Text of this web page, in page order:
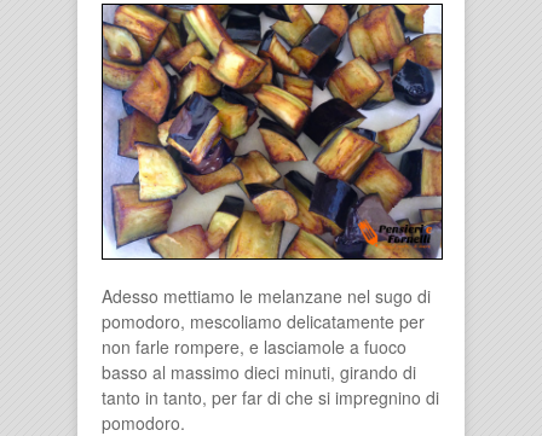
Adesso mettiamo le melanzane nel sugo di
pomodoro, mescoliamo delicatamente per
non farle rompere, e lasciamole a fuoco
basso al massimo dieci minuti, girando di
tanto in tanto, per far di che si impregnino di
pomodoro.